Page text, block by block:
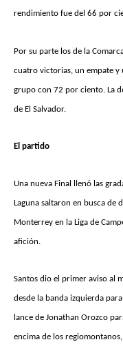
rendimiento fue del 66 por
Por su parte los de la
cuatro victorias, un empate y
grupo con 72 por ciento. La
de El Salvador.
El partido
Una nueva Final llenó las
Laguna saltaron en busca de
Monterrey en la Liga de
afición.
Santos dio el primer aviso al
desde la banda izquierda
lance de Jonathan Orozco
encima de los